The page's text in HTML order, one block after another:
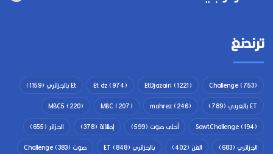
ترندنغ
Challenge(753)
EtDjazairi (1221)
Et dz(974) Et بالجزائري
(1159)
ET بالعربي
(789)
mahrez(246)
MBC(207)
MBC5 (220)
SawtChallenge(194) أحلى صوت (599) إطلالة (378) الجزائر (655)
الجزائري (683) الفن (402) بالجزائري ET (848) صوت Challenge (383)